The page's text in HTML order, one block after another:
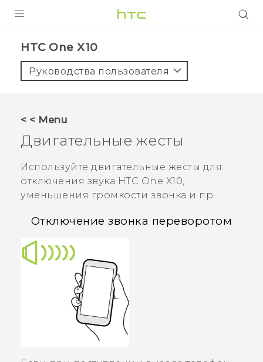
5G
ПОДДЕРЖКА
HTC One X10‎
Руководства пользователя
< < Menu
Двигательные жесты
Используйте двигательные жесты для
отключения звука HTC One X10,
уменьшения громкости звонка и пр.
Отключение звонка переворотом